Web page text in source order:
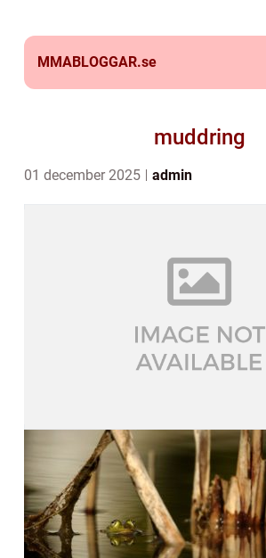
MMABLOGGAR.se
muddring
01 december 2025 admin